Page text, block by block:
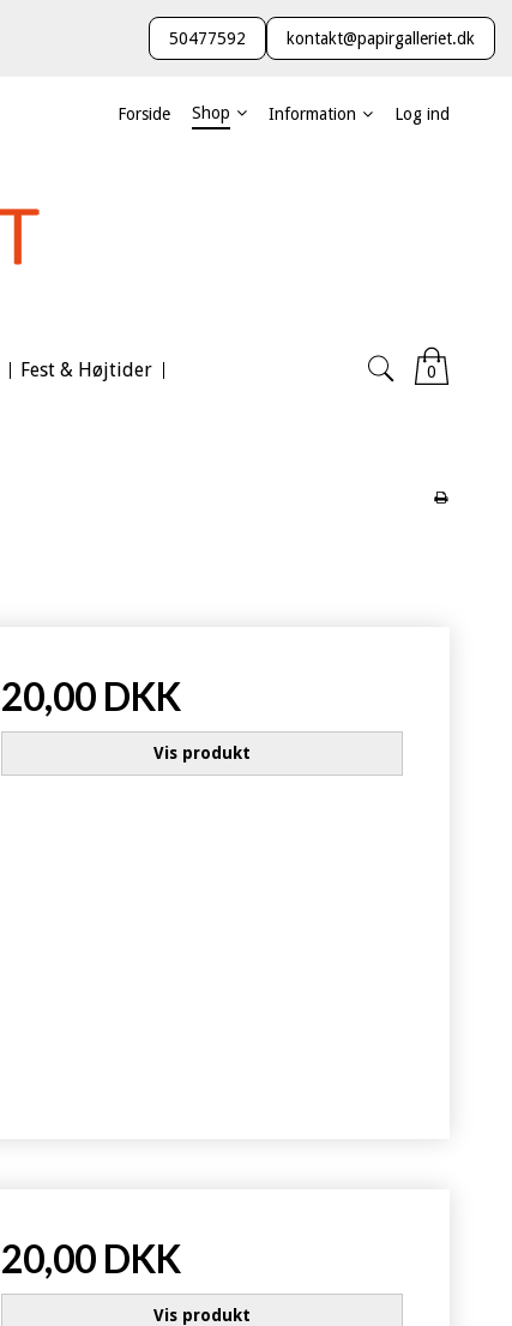
50477592 kontakt@papirgalleriet.dk
Forside Shop Information Log ind
0
Fest & Højtider
20,00 DKK
Vis produkt
20,00 DKK
Vis produkt